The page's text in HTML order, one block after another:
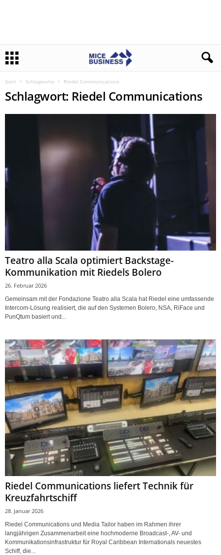
Start Schlagworte Riedel Communications
Schlagwort: Riedel Communications
Teatro alla Scala optimiert Backstage-
Kommunikation mit Riedels Bolero
26. Februar 2026
Gemeinsam mit der Fondazione Teatro alla Scala hat Riedel eine umfassende
Intercom-Lösung realisiert, die auf den Systemen Bolero, NSA, RiFace und
PunQtum basiert und...
Riedel Communications liefert Technik für
Kreuzfahrtschiff
28. Januar 2026
Riedel Communications und Media Tailor haben im Rahmen ihrer
langjährigen Zusammenarbeit eine hochmoderne Broadcast-, AV- und
Kommunikationsinfrastruktur für Royal Caribbean Internationals neuestes
Schiff, die...